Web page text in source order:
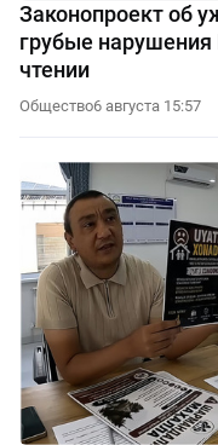
Законопроект об
грубые
чтении
Общество6 августа 15:57